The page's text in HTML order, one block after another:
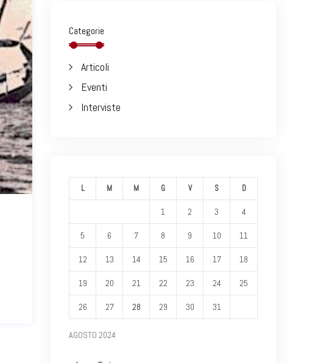
Categorie
Articoli
Eventi
Interviste
AGOSTO 2024
L M M G V S D
1 2 3 4
5 6 7 8 9 10 11
12 13 14 15 16 17 18
19 20 21 22 23 24 25
26 27 28 29 30 31